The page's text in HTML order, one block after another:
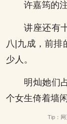
许嘉筠的
讲座还有
八|九成，前排
少人。
明灿她们
个女生倚着墙
Tip：网